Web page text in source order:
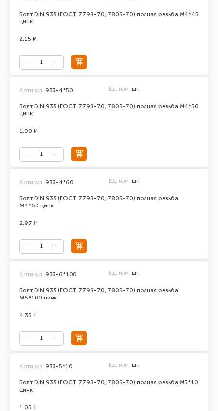
Болт DIN 933 (ГОСТ 7798-70, 7805-70) полная резьба М4*45
цинк
2.15 ₽
Болт DIN 933 (ГОСТ 7798-70, 7805-70) полная резьба М4*50
цинк
Артикул: 933-4*50 Ед. изм. шт.
1.98 ₽
Болт DIN 933 (ГОСТ 7798-70, 7805-70) полная резьба
М4*60 цинк
Артикул: 933-4*60 Ед. изм. шт.
2.87 ₽
Болт DIN 933 (ГОСТ 7798-70, 7805-70) полная резьба
М6*100 цинк
Артикул: 933-6*100 Ед. изм. шт.
4.35 ₽
Болт DIN 933 (ГОСТ 7798-70, 7805-70) полная резьба М5*10
цинк
Артикул: 933-5*10 Ед. изм. шт.
1.05 ₽